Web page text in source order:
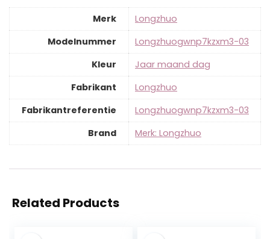
Merk
‎Longzhuo
Modelnummer
‎Longzhuogwnp7kzxm3-03
Kleur
‎Jaar maand dag
Fabrikant
‎Longzhuo
Fabrikantreferentie
‎Longzhuogwnp7kzxm3-03
Brand
Merk: Longzhuo
Related Products